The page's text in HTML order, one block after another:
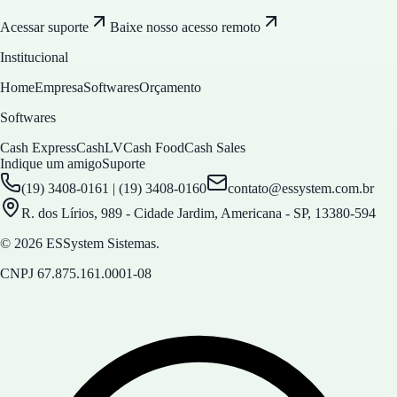
Acessar suporte
Baixe nosso acesso remoto
Institucional
HomeEmpresaSoftwaresOrçamento
Softwares
Cash ExpressCashLVCash FoodCash Sales
Indique um amigoSuporte
(19) 3408-0161 | (19) 3408-0160
contato@essystem.com.br
R. dos Lírios, 989 - Cidade Jardim, Americana - SP, 13380-594
© 2026 ESSystem Sistemas.
CNPJ 67.875.161.0001-08